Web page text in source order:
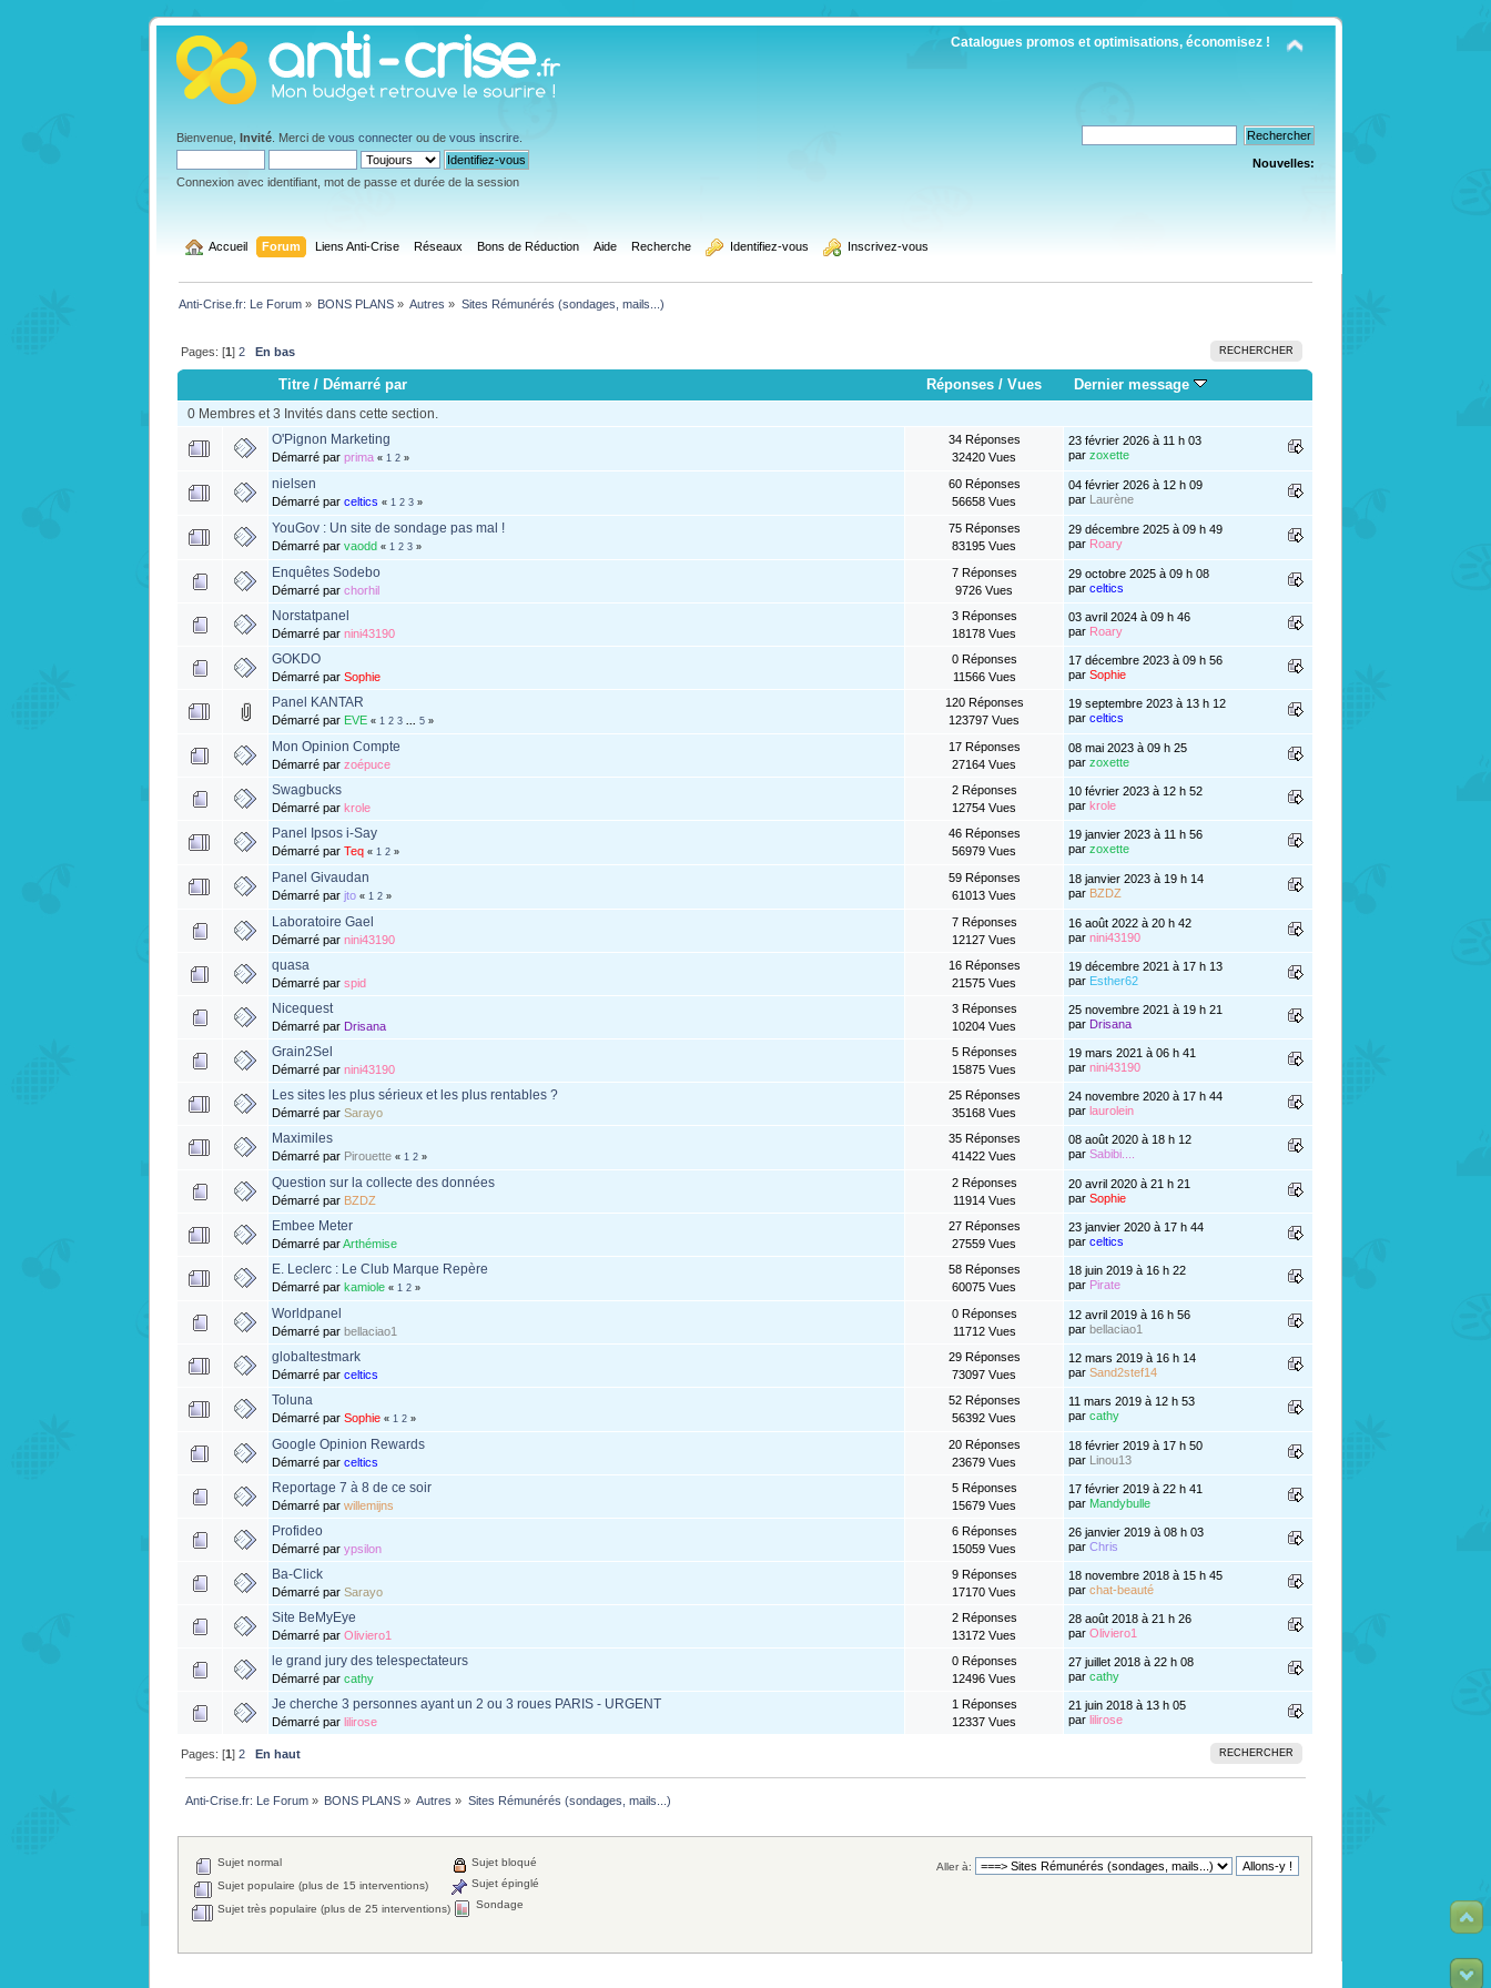
Catalogues promos et optimisations, économisez !
Bienvenue,Invité . Merci devous connecter ou devous inscrire
Connexion avec identifiant, mot de passe et durée de la session
Nouvelles:
Accueil Forum Liens Anti-Crise Réseaux Bons de Réduction Aide Recherche Identifiez-vous Inscrivez-vous
Anti-Crise.fr: Le Forum» BONS PLANS» Autres » Sites Rémunérés (sondages, mails...)
Pages: [1] 2 En bas RECHERCHER
Titre/ Démarré par Réponses/ Vues Dernier message
0 Membres et 3 Invités dans cette section.
O'Pignon Marketing
Démarré parprima « 1 2 »
34 Réponses
32420 Vues
23 février 2026 à 11 h 03
parzoxette
nielsen
Démarré parceltics « 1 2 3 »
60 Réponses
56658 Vues
04 février 2026 à 12 h 09
par Laurène
YouGov : Un site de sondage pas mal !
Démarré parvaodd « 1 2 3 »
75 Réponses
83195 Vues
29 décembre 2025 à 09 h 49
par Roary
Enquêtes Sodebo
Démarré parchorhil
7 Réponses
9726 Vues
29 octobre 2025 à 09 h 08
parceltics
Norstatpanel
Démarré parnini43190
3 Réponses
18178 Vues
03 avril 2024 à 09 h 46
par Roary
GOKDO
Démarré parSophie
0 Réponses
11566 Vues
17 décembre 2023 à 09 h 56
parSophie
Panel KANTAR
Démarré par EVE « 1 2 3 ...5 »
120 Réponses
123797 Vues
19 septembre 2023 à 13 h 12
parceltics
Mon Opinion Compte
Démarré parzoépuce
17 Réponses
27164 Vues
08 mai 2023 à 09 h 25
parzoxette
Swagbucks
Démarré parkrole
2 Réponses
12754 Vues
10 février 2023 à 12 h 52
parkrole
Panel Ipsos i-Say
Démarré parTeq « 1 2 »
46 Réponses
56979 Vues
19 janvier 2023 à 11 h 56
parzoxette
Panel Givaudan
Démarré parjto « 1 2 »
59 Réponses
61013 Vues
18 janvier 2023 à 19 h 14
par BZDZ
Laboratoire Gael
Démarré parnini43190
7 Réponses
12127 Vues
16 août 2022 à 20 h 42
parnini43190
quasa
Démarré parspid
16 Réponses
21575 Vues
19 décembre 2021 à 17 h 13
par Esther62
Nicequest
Démarré par Drisana
3 Réponses
10204 Vues
25 novembre 2021 à 19 h 21
par Drisana
Grain2Sel
Démarré parnini43190
5 Réponses
15875 Vues
19 mars 2021 à 06 h 41
parnini43190
Les sites les plus sérieux et les plus rentables ?
Démarré parSarayo
25 Réponses
35168 Vues
24 novembre 2020 à 17 h 44
parlaurolein
Maximiles
Démarré par Pirouette « 1 2 »
35 Réponses
41422 Vues
08 août 2020 à 18 h 12
parSabibi....
Question sur la collecte des données
Démarré par BZDZ
2 Réponses
11914 Vues
20 avril 2020 à 21 h 21
parSophie
Embee Meter
Démarré parArthémise
27 Réponses
27559 Vues
23 janvier 2020 à 17 h 44
parceltics
E. Leclerc : Le Club Marque Repère
Démarré parkamiole « 1 2 »
58 Réponses
60075 Vues
18 juin 2019 à 16 h 22
par Pirate
Worldpanel
Démarré parbellaciao1
0 Réponses
11712 Vues
12 avril 2019 à 16 h 56
parbellaciao1
globaltestmark
Démarré parceltics
29 Réponses
73097 Vues
12 mars 2019 à 16 h 14
parSand2stef14
Toluna
Démarré parSophie « 1 2 »
52 Réponses
56392 Vues
11 mars 2019 à 12 h 53
parcathy
Google Opinion Rewards
Démarré parceltics
20 Réponses
23679 Vues
18 février 2019 à 17 h 50
par Linou13
Reportage 7 à 8 de ce soir
Démarré parwillemijns
5 Réponses
15679 Vues
17 février 2019 à 22 h 41
par Mandybulle
Profideo
Démarré parypsilon
6 Réponses
15059 Vues
26 janvier 2019 à 08 h 03
parChris
Ba-Click
Démarré parSarayo
9 Réponses
17170 Vues
18 novembre 2018 à 15 h 45
parchat-beauté
Site BeMyEye
Démarré parOliviero1
2 Réponses
13172 Vues
28 août 2018 à 21 h 26
parOliviero1
le grand jury des telespectateurs
Démarré parcathy
0 Réponses
12496 Vues
27 juillet 2018 à 22 h 08
parcathy
Je cherche 3 personnes ayant un 2 ou 3 roues PARIS - URGENT
Démarré parlilirose
1 Réponses
12337 Vues
21 juin 2018 à 13 h 05
parlilirose
RECHERCHER
Pages: [1] 2 En haut
Anti-Crise.fr: Le Forum» BONS PLANS» Autres » Sites Rémunérés (sondages, mails...)
Aller à:
Sujet normal
Sujet populaire (plus de 15 interventions)
Sujet très populaire (plus de 25 interventions)
Sujet bloqué
Sujet épinglé
Sondage